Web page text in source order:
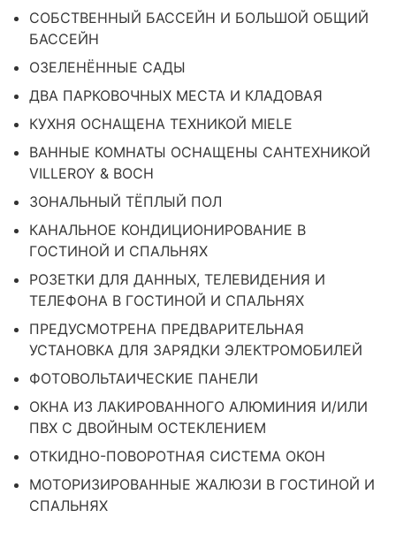
СОБСТВЕННЫЙ БАССЕЙН И БОЛЬШОЙ ОБЩИЙ
БАССЕЙН
ОЗЕЛЕНЁННЫЕ САДЫ
ДВА ПАРКОВОЧНЫХ МЕСТА И КЛАДОВАЯ
КУХНЯ ОСНАЩЕНА ТЕХНИКОЙ MIELE
ВАННЫЕ КОМНАТЫ ОСНАЩЕНЫ САНТЕХНИКОЙ
VILLEROY & BOCH
ЗОНАЛЬНЫЙ ТЁПЛЫЙ ПОЛ
КАНАЛЬНОЕ КОНДИЦИОНИРОВАНИЕ В
ГОСТИНОЙ И СПАЛЬНЯХ
РОЗЕТКИ ДЛЯ ДАННЫХ, ТЕЛЕВИДЕНИЯ И
ТЕЛЕФОНА В ГОСТИНОЙ И СПАЛЬНЯХ
ПРЕДУСМОТРЕНА ПРЕДВАРИТЕЛЬНАЯ
УСТАНОВКА ДЛЯ ЗАРЯДКИ ЭЛЕКТРОМОБИЛЕЙ
ФОТОВОЛЬТАИЧЕСКИЕ ПАНЕЛИ
ОКНА ИЗ ЛАКИРОВАННОГО АЛЮМИНИЯ И/ИЛИ
ПВХ С ДВОЙНЫМ ОСТЕКЛЕНИЕМ
ОТКИДНО-ПОВОРОТНАЯ СИСТЕМА ОКОН
МОТОРИЗИРОВАННЫЕ ЖАЛЮЗИ В ГОСТИНОЙ И
СПАЛЬНЯХ